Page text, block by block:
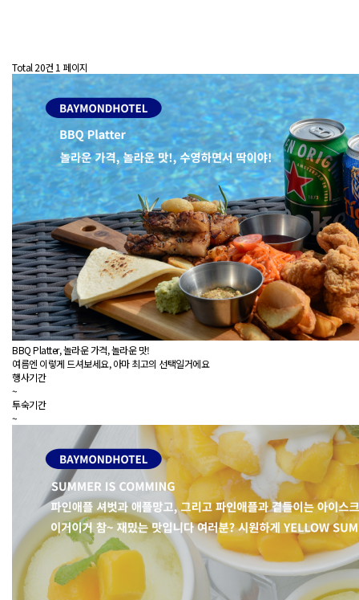
Total 20건 1 페이지
BBQ Platter, 놀라운 가격, 놀라운 맛!
여름엔 이렇게 드셔보세요, 아마 최고의 선택일거에요
행사기간
~
투숙기간
~